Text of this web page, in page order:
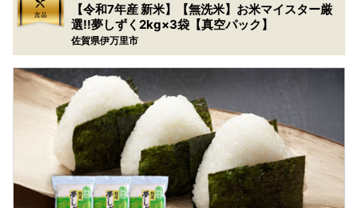
【令和7年産 新米】【無洗米】お米マイスター厳
選!!夢しずく2kg×3袋【真空パック】
佐賀県伊万里市